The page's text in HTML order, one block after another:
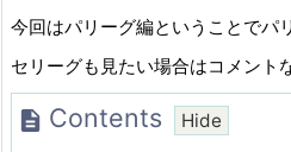
今回はパリーグ編ということでパ
セリーグも見たい場合はコメント
Contents